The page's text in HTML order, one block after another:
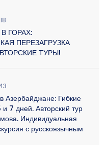
ГОРАХ:
ПЕРЕЗАГРУЗКА
ТУРЫ!
Азербайджане: Гибкие
7 дней. Авторский тур
Индивидуальная
с русскоязычным